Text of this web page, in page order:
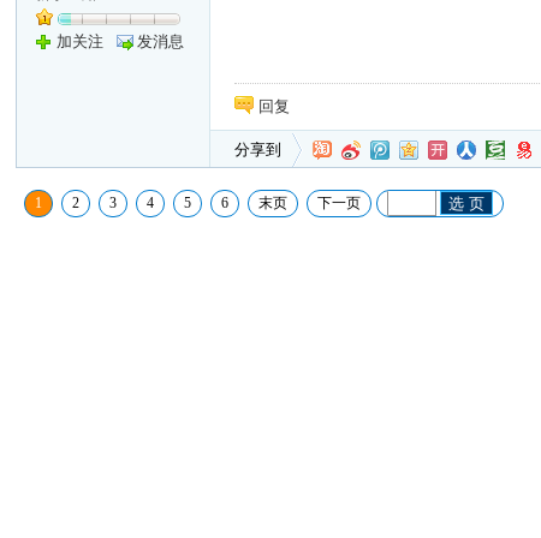
加关注 发消息
回复
分享到
1 2 3 4 5 6 末页 下一页 选 页